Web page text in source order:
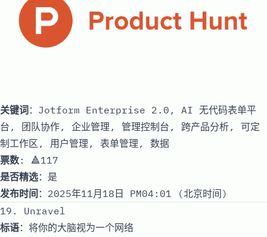
关键词：Jotform Enterprise 2.0, AI 无代码表单平
台, 团队协作, 企业管理, 管理控制台, 跨产品分析, 可定
制工作区, 用户管理, 表单管理, 数据
票数: 🔺117
是否精选：是
发布时间 ：2025年11月18日 PM04:01 (北京时间)
19. Unravel
标语：将你的大脑视为一个网络